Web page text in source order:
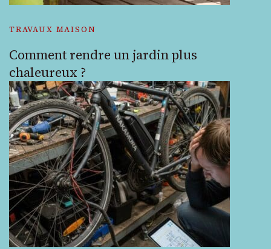
TRAVAUX MAISON
Comment rendre un jardin plus
chaleureux ?